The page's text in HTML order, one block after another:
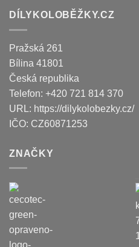
DÍLYKOLOBĚŽKY.CZ
Pražská 261
Bílina 41801
Česká republika
Telefon: +420 721 814 370
URL: https://dilykolobezky.cz/
IČO: CZ60871253
ZNAČKY